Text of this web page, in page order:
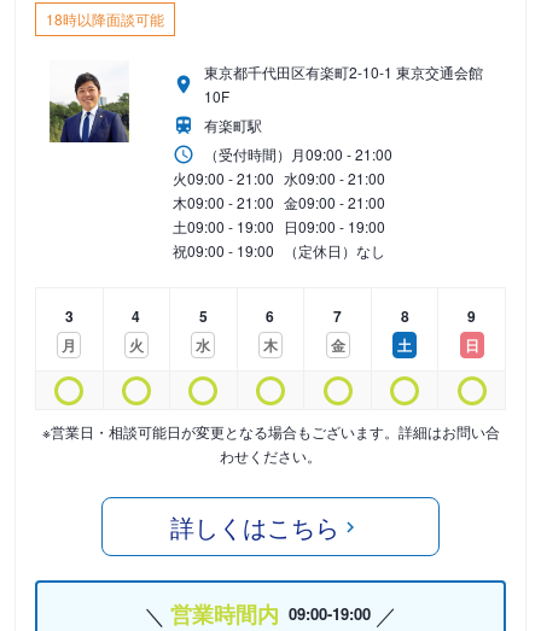
18時以降面談可能
東京都千代田区有楽町2-10-1 東京交通会館
10F
有楽町駅
（受付時間） 月09:00 - 21:00
火09:00 - 21:00 水09:00 - 21:00
木09:00 - 21:00 金09:00 - 21:00
土09:00 - 19:00 日09:00 - 19:00
祝09:00 - 19:00 （定休日）なし
3
月
4
火
5
水
6
木
7
金
8
土
9
日
※営業日・相談可能日が変更となる場合もございます。詳細はお問い合
わせください。
詳しくはこちら
営業時間内 09:00-19:00